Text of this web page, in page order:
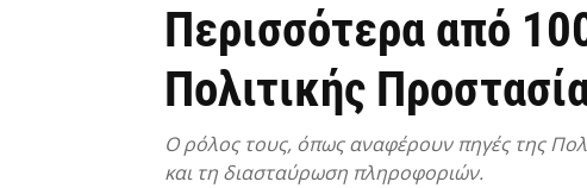
Περισσότερα από
Πολιτικής
Ο ρόλος τους, όπως αναφέρουν πηγές της
και τη διασταύρωση πληροφοριών.